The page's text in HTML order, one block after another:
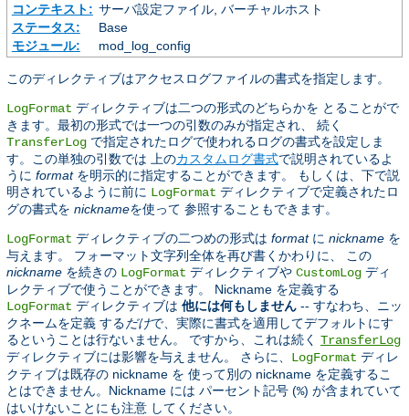
コンテキスト: サーバ設定ファイル, バーチャルホスト
ステータス:
Base
モジュール:
mod_log_config
このディレクティブはアクセスログファイルの書式を指定します。
LogFormat ディレクティブは二つの形式のどちらかを とることがで
きます。最初の形式では一つの引数のみが指定され、 続く
TransferLog で指定されたログで使われるログの書式を設定しま
す。この単独の引数では 上のカスタムログ書式で説明されているよ
うに formatを明示的に指定することができます。 もしくは、下で説
明されているように前に LogFormat ディレクティブで定義されたロ
グの書式を nicknameを使って 参照することもできます。
LogFormat ディレクティブの二つめの形式は formatに nickname を
与えます。 フォーマット文字列全体を再び書くかわりに、 この
nickname を続きの LogFormat ディレクティブや CustomLog ディ
レクティブで使うことができます。 Nickname を定義する
LogFormat ディレクティブは 他には何もしません -- すなわち、ニッ
クネームを定義 するだけで、実際に書式を適用してデフォルトにす
るということは行ないません。 ですから、これは続く TransferLog
ディレクティブには影響を与えません。 さらに、 LogFormat ディレ
クティブは既存の nickname を 使って別の nickname を定義するこ
とはできません。Nickname には パーセント記号 (%) が含まれていて
はいけないことにも注意 してください。